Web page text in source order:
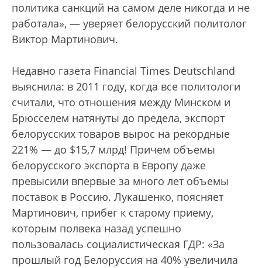
политика санкций на самом деле никогда и не
работала», — уверяет белорусский политолог
Виктор Мартинович.
Недавно газета Financial Times Deutschland
выяснила: в 2011 году, когда все политологи
считали, что отношения между Минском и
Брюсселем натянуты до предела, экспорт
белорусских товаров вырос на рекордные
221% — до $15,7 млрд! Причем объемы
белорусского экспорта в Европу даже
превысили впервые за много лет объемы
поставок в Россию. Лукашенко, поясняет
Мартинович, прибег к старому приему,
которым полвека назад успешно
пользовалась социалистическая ГДР: «За
прошлый год Белоруссия на 40% увеличила